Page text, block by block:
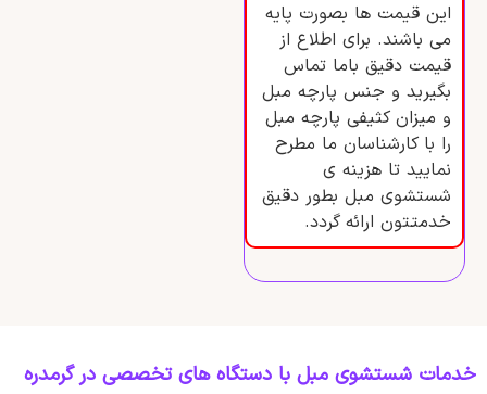
این قیمت ها بصورت پایه
می باشند. برای اطلاع از
قیمت دقیق باما تماس
بگیرید و جنس پارچه مبل
و میزان کثیفی پارچه مبل
را با کارشناسان ما مطرح
نمایید تا هزینه ی
شستشوی مبل بطور دقیق
خدمتتون ارائه گردد.
خدمات شستشوی مبل با دستگاه‌ های تخصصی در گرمدره